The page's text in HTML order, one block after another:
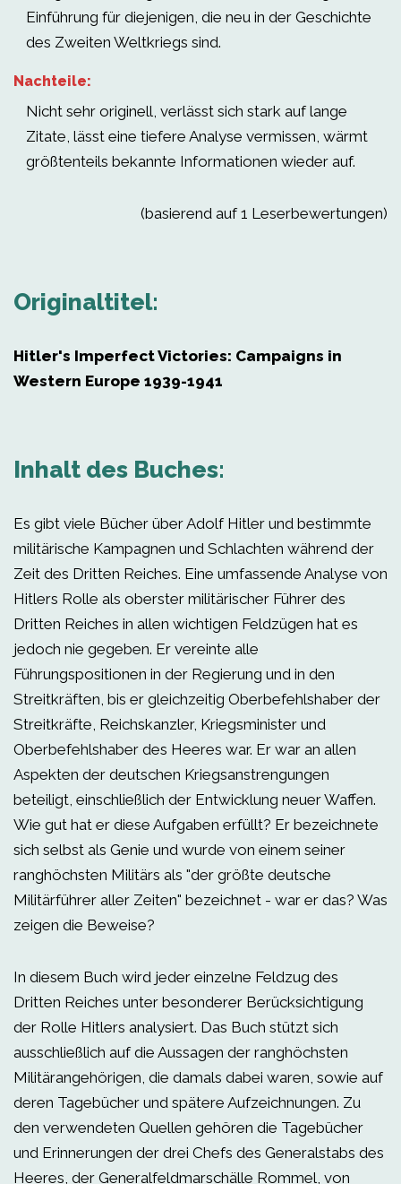
Einführung für diejenigen, die neu in der Geschichte
des Zweiten Weltkriegs sind.
Nachteile:
Nicht sehr originell, verlässt sich stark auf lange
Zitate, lässt eine tiefere Analyse vermissen, wärmt
größtenteils bekannte Informationen wieder auf.
(basierend auf 1 Leserbewertungen)
Originaltitel:
Hitler's Imperfect Victories: Campaigns in
Western Europe 1939-1941
Inhalt des Buches:
Es gibt viele Bücher über Adolf Hitler und bestimmte
militärische Kampagnen und Schlachten während der
Zeit des Dritten Reiches. Eine umfassende Analyse von
Hitlers Rolle als oberster militärischer Führer des
Dritten Reiches in allen wichtigen Feldzügen hat es
jedoch nie gegeben. Er vereinte alle
Führungspositionen in der Regierung und in den
Streitkräften, bis er gleichzeitig Oberbefehlshaber der
Streitkräfte, Reichskanzler, Kriegsminister und
Oberbefehlshaber des Heeres war. Er war an allen
Aspekten der deutschen Kriegsanstrengungen
beteiligt, einschließlich der Entwicklung neuer Waffen.
Wie gut hat er diese Aufgaben erfüllt? Er bezeichnete
sich selbst als Genie und wurde von einem seiner
ranghöchsten Militärs als "der größte deutsche
Militärführer aller Zeiten" bezeichnet - war er das? Was
zeigen die Beweise?
In diesem Buch wird jeder einzelne Feldzug des
Dritten Reiches unter besonderer Berücksichtigung
der Rolle Hitlers analysiert. Das Buch stützt sich
ausschließlich auf die Aussagen der ranghöchsten
Militärangehörigen, die damals dabei waren, sowie auf
deren Tagebücher und spätere Aufzeichnungen. Zu
den verwendeten Quellen gehören die Tagebücher
und Erinnerungen der drei Chefs des Generalstabs des
Heeres, der Generalfeldmarschälle Rommel, von